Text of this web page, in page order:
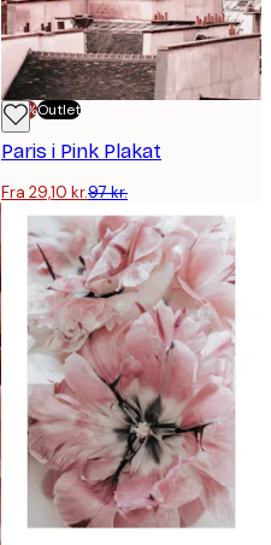
-70%Outlet
Paris i Pink Plakat
Fra 29,10 kr.97 kr.